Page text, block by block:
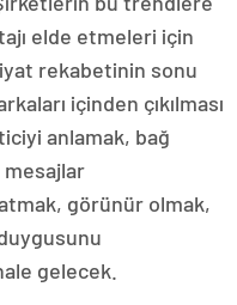
elde etmeleri için
rekabetinin sonu
içinden çıkılması
anlamak, bağ
görünür olmak,
gelecek.